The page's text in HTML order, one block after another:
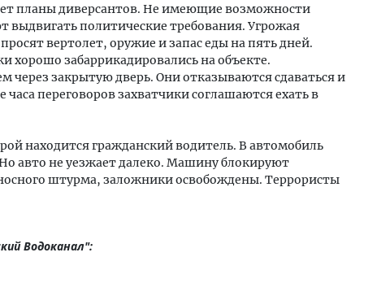
планы диверсантов. Не имеющие возможности
политические требования. Угрожая
вертолет, оружие и запас еды на пять дней.
хорошо забаррикадировались на объекте.
через закрытую дверь. Они отказываются сдаваться и
переговоров захватчики соглашаются ехать в
находится гражданский водитель. В автомобиль
авто не уезжает далеко. Машину блокируют
штурма, заложники освобождены. Террористы
Водоканал":